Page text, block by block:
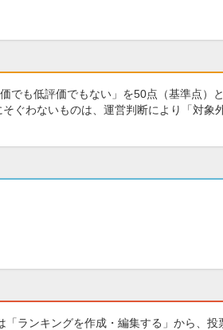
でも低評価でもない」を50点（基準点）
ぐわないものは、運営判断により「対象
ランキングを作成・編集する」から、投